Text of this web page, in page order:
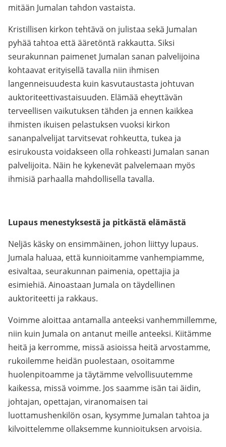
mitään Jumalan tahdon vastaista.
Kristillisen kirkon tehtävä on julistaa sekä Jumalan
pyhää tahtoa että ääretöntä rakkautta. Siksi
seurakunnan paimenet Jumalan sanan palvelijoina
kohtaavat erityisellä tavalla niin ihmisen
langenneisuudesta kuin kasvutaustasta johtuvan
auktoriteettivastaisuuden. Elämää eheyttävän
terveellisen vaikutuksen tähden ja ennen kaikkea
ihmisten ikuisen pelastuksen vuoksi kirkon
sananpalvelijat tarvitsevat rohkeutta, tukea ja
esirukousta voidakseen olla rohkeasti Jumalan sanan
palvelijoita. Näin he kykenevät palvelemaan myös
ihmisiä parhaalla mahdollisella tavalla.
Lupaus menestyksestä ja pitkästä elämästä
Neljäs käsky on ensimmäinen, johon liittyy lupaus.
Jumala haluaa, että kunnioitamme vanhempiamme,
esivaltaa, seurakunnan paimenia, opettajia ja
esimiehiä. Ainoastaan Jumala on täydellinen
auktoriteetti ja rakkaus.
Voimme aloittaa antamalla anteeksi vanhemmillemme,
niin kuin Jumala on antanut meille anteeksi. Kiitämme
heitä ja kerromme, missä asioissa heitä arvostamme,
rukoilemme heidän puolestaan, osoitamme
huolenpitoamme ja täytämme velvollisuutemme
kaikessa, missä voimme. Jos saamme isän tai äidin,
johtajan, opettajan, viranomaisen tai
luottamushenkilön osan, kysymme Jumalan tahtoa ja
kilvoittelemme ollaksemme kunnioituksen arvoisia.